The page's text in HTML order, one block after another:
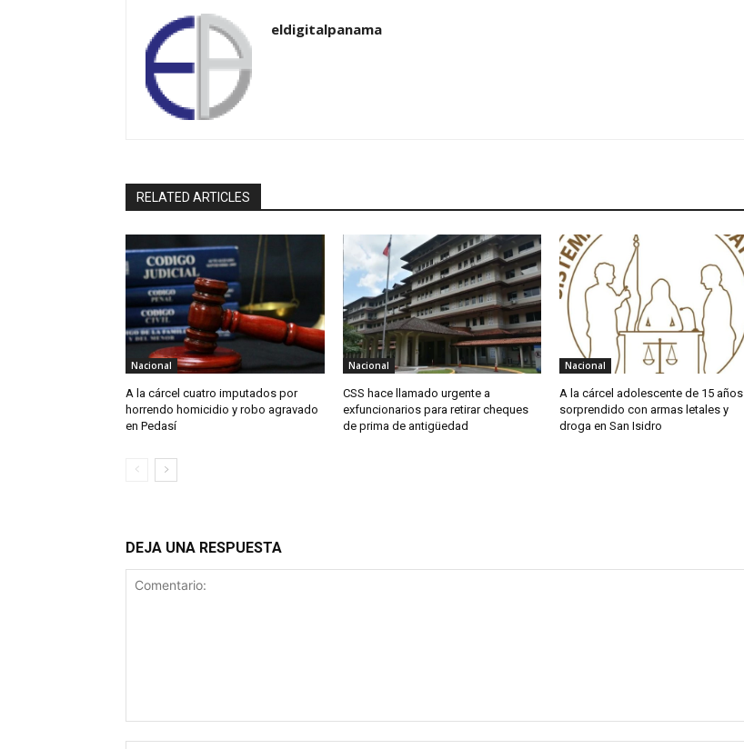
eldigitalpanama
RELATED ARTICLES
Nacional
A la cárcel cuatro imputados por
horrendo homicidio y robo agravado
en Pedasí
Nacional
CSS hace llamado urgente a
exfuncionarios para retirar cheques
de prima de antigüedad
Nacional
A la cárcel adolescente de 15 años
sorprendido con armas letales y
droga en San Isidro
DEJA UNA RESPUESTA